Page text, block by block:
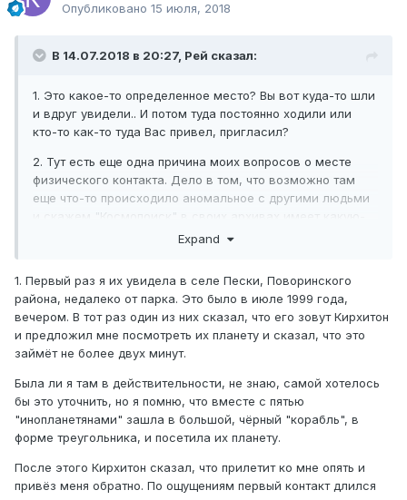
Опубликовано 15 июля, 2018
В 14.07.2018 в 20:27, Рей сказал:
1. Это какое-то определенное место? Вы вот куда-то шли
и вдруг увидели.. И потом туда постоянно ходили или
кто-то как-то туда Вас привел, пригласил?
2. Тут есть еще одна причина моих вопросов о месте
физического контакта. Дело в том, что возможно там
еще что-то происходило аномальное с другими людьми
и скажем "Космопоиск" в своих архивах имеет какую-
то об этом информацию. Именно по воронежской
Expand
1. Первый раз я их увидела в селе Пески, Поворинского
района, недалеко от парка. Это было в июле 1999 года,
вечером. В тот раз один из них сказал, что его зовут Кирхитон
и предложил мне посмотреть их планету и сказал, что это
займёт не более двух минут.
Была ли я там в действительности, не знаю, самой хотелось
бы это уточнить, но я помню, что вместе с пятью
"инопланетянами" зашла в большой, чёрный "корабль", в
форме треугольника, и посетила их планету.
После этого Кирхитон сказал, что прилетит ко мне опять и
привёз меня обратно. По ощущениям первый контакт длился